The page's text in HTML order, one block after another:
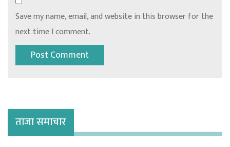
Save my name, email, and website in this browser for the
next time I comment.
ताजा समाचार